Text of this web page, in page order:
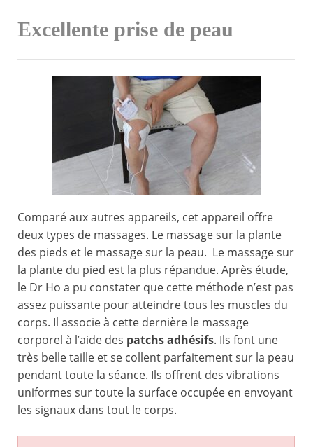
Excellente prise de peau
Comparé aux autres appareils, cet appareil offre
deux types de massages. Le massage sur la plante
des pieds et le massage sur la peau. Le massage sur
la plante du pied est la plus répandue. Après étude,
le Dr Ho a pu constater que cette méthode n’est pas
assez puissante pour atteindre tous les muscles du
corps. Il associe à cette dernière le massage
corporel à l’aide des patchs adhésifs. Ils font une
très belle taille et se collent parfaitement sur la peau
pendant toute la séance. Ils offrent des vibrations
uniformes sur toute la surface occupée en envoyant
les signaux dans tout le corps.